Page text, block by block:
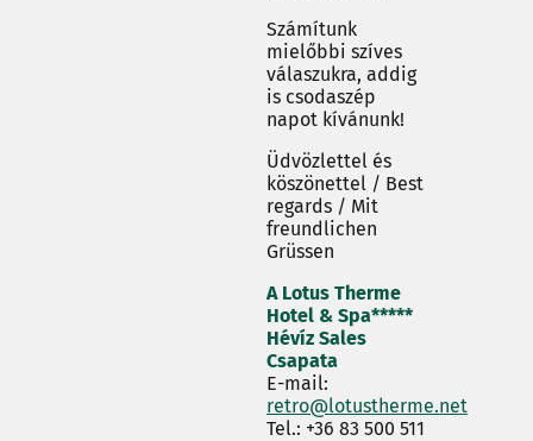
Számítunk
mielőbbi szíves
válaszukra, addig
is csodaszép
napot kívánunk!
Üdvözlettel és
köszönettel / Best
regards / Mit
freundlichen
Grüssen
A Lotus Therme
Hotel & Spa*****
Hévíz Sales
Csapata
E-mail:
retro@lotustherme.net
Tel.: +36 83 500 511